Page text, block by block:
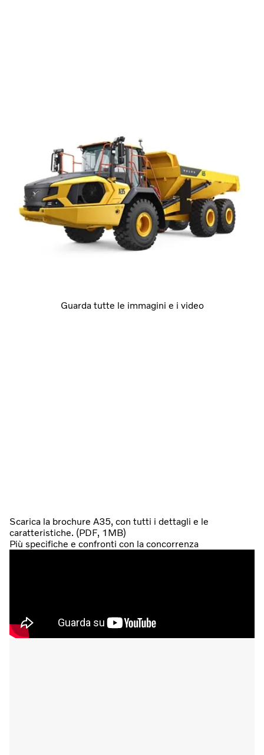
Guarda tutte le immagini e i video
Scarica la brochure A35, con tutti i dettagli e le
caratteristiche. (PDF, 1MB)
Più specifiche e confronti con la concorrenza